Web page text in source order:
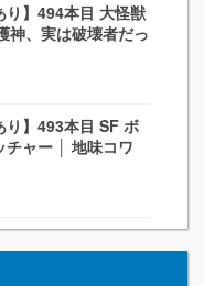
り】494本目 大怪獣
神、実は破壊者だっ
り】493本目 SF ボ
チャー │ 地味コワ